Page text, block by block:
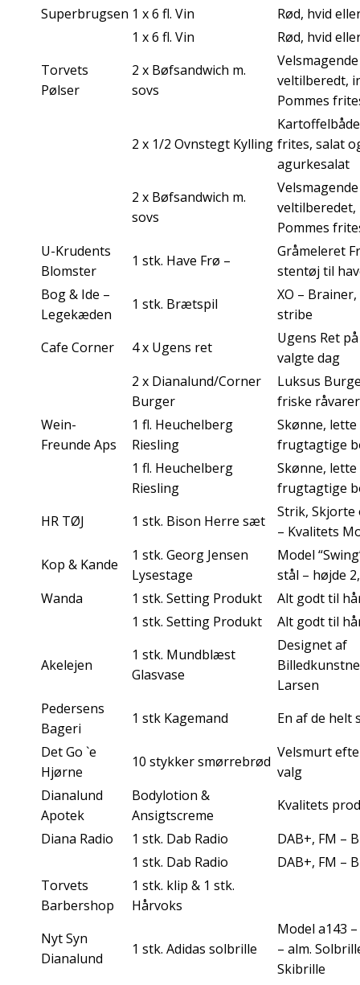
Superbrugsen 1 x 6 fl. Vin
Rød, hvid
1 x 6 fl. Vin
Rød, hvid
Torvets
Pølser
2 x Bøfsandwich m.
sovs
veltilberedt,
Pommes
2 x 1/2 Ovnstegt Kylling frites, salat
agurkesalat
2 x Bøfsandwich m.
sovs
veltilberedet,
Pommes
U-Krudents
Blomster
1 stk. Have Frø –
Gråmeleret
stentøj til
Bog & Ide –
Legekæden
1 stk. Brætspil
XO –
stribe
Cafe Corner
4 x Ugens ret
Ugens Ret
valgte dag
2 x Dianalund/Corner
Burger
Luksus
friske råvarer
Wein-
Freunde Aps
1 fl. Heuchelberg
Riesling
Skønne, lette
frugtagtige
1 fl. Heuchelberg
Riesling
Skønne, lette
frugtagtige
HR TØJ
1 stk. Bison Herre sæt
Strik, Skjorte
– Kvalitets
Kop & Kande
1 stk. Georg Jensen
Lysestage
Model
stål – højde
Wanda
1 stk. Setting Produkt
Alt godt til
1 stk. Setting Produkt
Alt godt til
Akelejen
1 stk. Mundblæst
Glasvase
Designet af
Larsen
Pedersens
Bageri
1 stk Kagemand
En af de helt
Det Go `e
Hjørne
10 stykker smørrebrød
Velsmurt
valg
Dianalund
Apotek
Bodylotion &
Ansigtscreme
Kvalitets
Diana Radio
1 stk. Dab Radio
DAB+, FM –
1 stk. Dab Radio
DAB+, FM –
Torvets
Barbershop
1 stk. klip & 1 stk.
Hårvoks
Nyt Syn
Dianalund
1 stk. Adidas solbrille
Model a143
– alm.
Skibrille